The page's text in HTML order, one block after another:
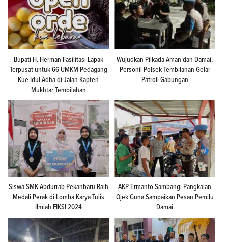
Bupati H. Herman Fasilitasi Lapak
Terpusat untuk 66 UMKM Pedagang
Kue Idul Adha di Jalan Kapten
Mukhtar Tembilahan
Wujudkan Pilkada Aman dan Damai,
Personil Polsek Tembilahan Gelar
Patroli Gabungan
Siswa SMK Abdurrab Pekanbaru Raih
Medali Perak di Lomba Karya Tulis
Ilmiah FIKSI 2024
AKP Ermanto Sambangi Pangkalan
Ojek Guna Sampaikan Pesan Pemilu
Damai